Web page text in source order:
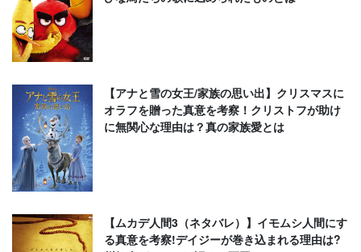
【アナと雪の女王/家族の思い出】クリスマスに
オラフを贈った真意を考察！クリストフが助け
に無関心な理由は？真の家族愛とは
【ムカデ人間3（ネタバレ）】イモムシ人間にす
る真意を考察!デイジーが巻き込まれる理由は?